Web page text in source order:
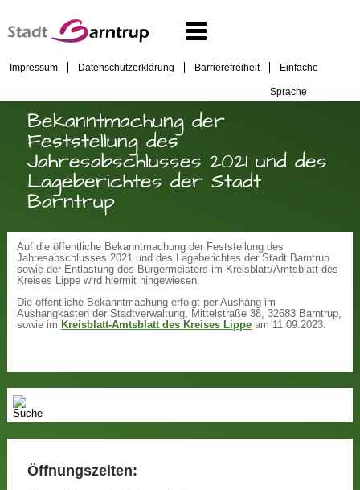
Impressum Datenschutzerklärung Barrierefreiheit Einfache
Sprache
Bekanntmachung der
Feststellung des
Jahresabschlusses 2021 und des
Lageberichtes der Stadt
Barntrup
Auf die öffentliche Bekanntmachung der Feststellung des
Jahresabschlusses 2021 und des Lageberichtes der Stadt Barntrup
sowie der Entlastung des Bürgermeisters im Kreisblatt/Amtsblatt des
Kreises Lippe wird hiermit hingewiesen.
Die öffentliche Bekanntmachung erfolgt per Aushang im
Aushangkasten der Stadtverwaltung, Mittelstraße 38, 32683 Barntrup,
sowie im Kreisblatt-Amtsblatt des Kreises Lippe am 11.09.2023.
Öffnungszeiten: